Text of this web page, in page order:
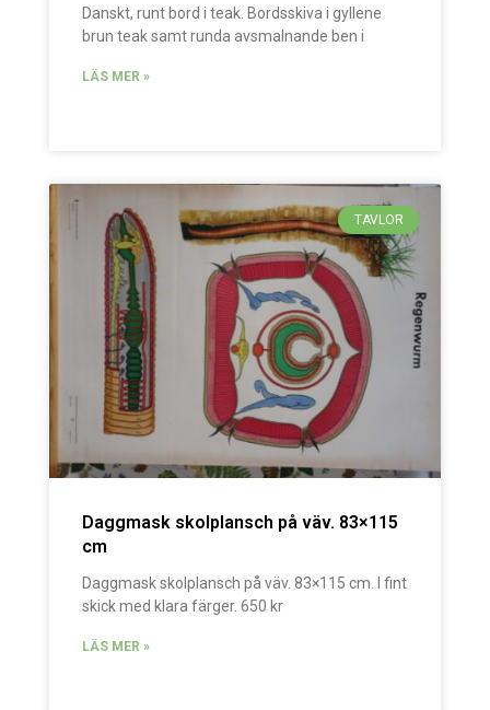
Danskt, runt bord i teak. Bordsskiva i gyllene
brun teak samt runda avsmalnande ben i
LÄS MER »
TAVLOR
Daggmask skolplansch på väv. 83×115
cm
Daggmask skolplansch på väv. 83×115 cm. I fint
skick med klara färger. 650 kr
LÄS MER »